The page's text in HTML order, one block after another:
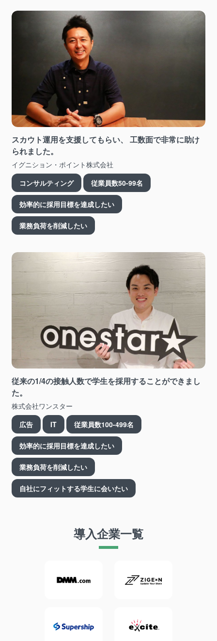
スカウト運用を支援してもらい、 工数面で非常に助け
られました。
イグニション・ポイント株式会社
コンサルティング
従業員数50-99名
効率的に採用目標を達成したい
業務負荷を削減したい
従来の1/4の接触人数で学生を採用することができまし
た。
株式会社ワンスター
広告
IT 従業員数100-499名
効率的に採用目標を達成したい
業務負荷を削減したい
自社にフィットする学生に会いたい
導入企業一覧